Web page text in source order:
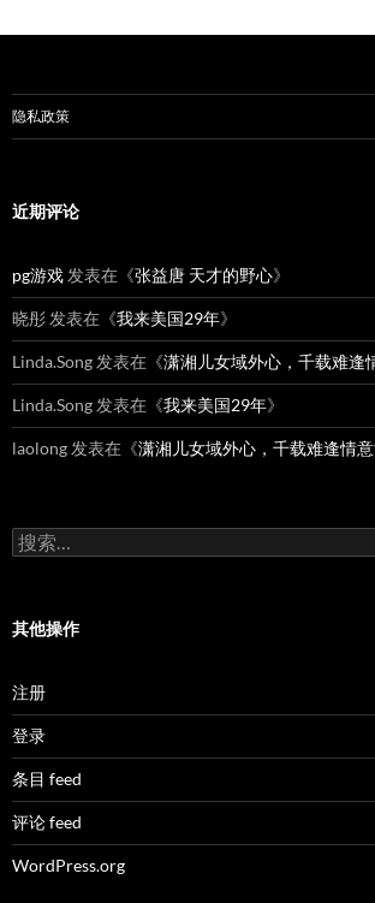
隐私政策
近期评论
pg游戏 发表在《张益唐 天才的野心》
晓彤 发表在《我来美国29年》
Linda.Song 发表在《潇湘儿女域外心，千载难逢
Linda.Song 发表在《我来美国29年》
laolong 发表在《潇湘儿女域外心，千载难逢情
搜
索：
其他操作
注册
登录
条目 feed
评论 feed
WordPress.org